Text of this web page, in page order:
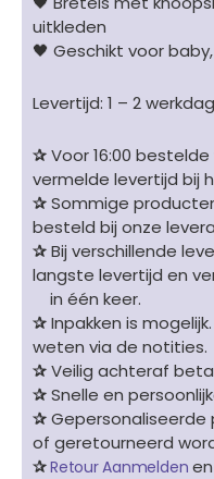
uitkleden
🖤 Geschikt voor
Levertijd: 1 – 2
✰Voor 16:00
vermelde levertijd bij
✰Sommige
besteld bij onze
✰Bij verschillende
langste levertijd en
in één keer.
✰Inpakken is
weten via de notities.
✰Veilig achteraf
✰Snelle en
✰Gepersonaliseerde
of geretourneerd
✰Retour Aanmelden